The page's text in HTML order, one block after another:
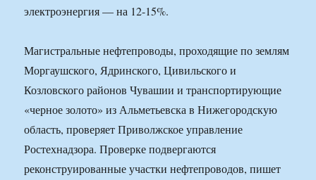
электроэнергия — на 12-15%.
Магистральные нефтепроводы, проходящие по землям
Моргаушского, Ядринского, Цивильского и
Козловского районов Чувашии и транспортирующие
«черное золото» из Альметьевска в Нижегородскую
область, проверяет Приволжское управление
Ростехнадзора. Проверке подвергаются
реконструированные участки нефтепроводов, пишет